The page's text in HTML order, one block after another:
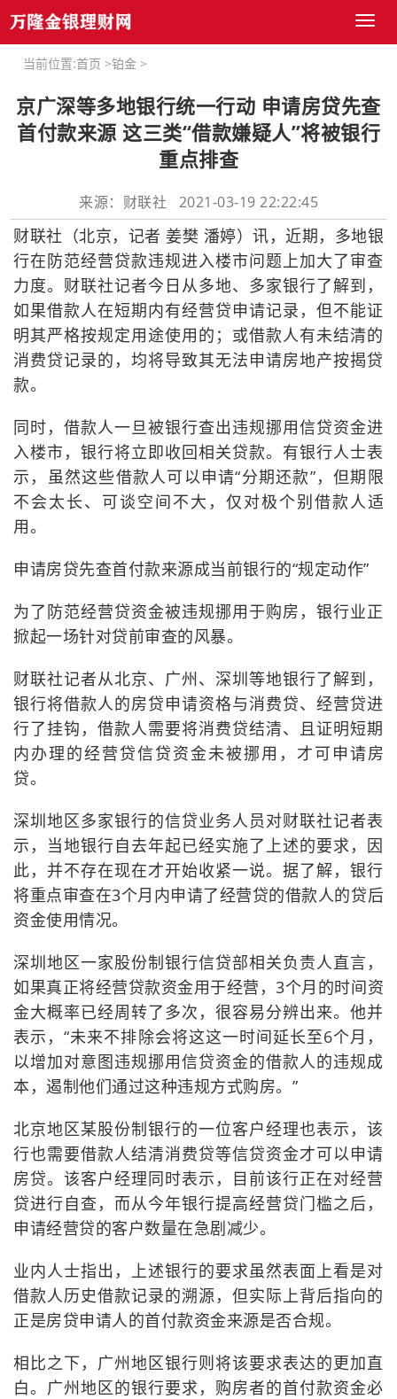
Toggle
当前位置:首页 >铂金 >
京广深等多地银行统一行动 申请房贷先查
首付款来源 这三类“借款嫌疑人”将被银行
重点排查
来源：财联社 2021-03-19 22:22:45
财联社（北京，记者 姜樊 潘婷）讯，近期，多地银
行在防范经营贷款违规进入楼市问题上加大了审查
力度。财联社记者今日从多地、多家银行了解到，
如果借款人在短期内有经营贷申请记录，但不能证
明其严格按规定用途使用的；或借款人有未结清的
消费贷记录的，均将导致其无法申请房地产按揭贷
款。
同时，借款人一旦被银行查出违规挪用信贷资金进
入楼市，银行将立即收回相关贷款。有银行人士表
示，虽然这些借款人可以申请“分期还款”，但期限
不会太长、可谈空间不大，仅对极个别借款人适
用。
申请房贷先查首付款来源成当前银行的“规定动作”
为了防范经营贷资金被违规挪用于购房，银行业正
掀起一场针对贷前审查的风暴。
财联社记者从北京、广州、深圳等地银行了解到，
银行将借款人的房贷申请资格与消费贷、经营贷进
行了挂钩，借款人需要将消费贷结清、且证明短期
内办理的经营贷信贷资金未被挪用，才可申请房
贷。
深圳地区多家银行的信贷业务人员对财联社记者表
示，当地银行自去年起已经实施了上述的要求，因
此，并不存在现在才开始收紧一说。据了解，银行
将重点审查在3个月内申请了经营贷的借款人的贷后
资金使用情况。
深圳地区一家股份制银行信贷部相关负责人直言，
如果真正将经营贷款资金用于经营，3个月的时间资
金大概率已经周转了多次，很容易分辨出来。他并
表示，“未来不排除会将这这一时间延长至6个月，
以增加对意图违规挪用信贷资金的借款人的违规成
本，遏制他们通过这种违规方式购房。”
北京地区某股份制银行的一位客户经理也表示，该
行也需要借款人结清消费贷等信贷资金才可以申请
房贷。该客户经理同时表示，目前该行正在对经营
贷进行自查，而从今年银行提高经营贷门槛之后，
申请经营贷的客户数量在急剧减少。
业内人士指出，上述银行的要求虽然表面上看是对
借款人历史借款记录的溯源，但实际上背后指向的
正是房贷申请人的首付款资金来源是否合规。
相比之下，广州地区银行则将该要求表达的更加直
白。广州地区的银行要求，购房者的首付款资金必